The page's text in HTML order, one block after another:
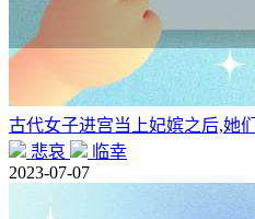
古代女子进宫当上妃嫔之后,她
悲哀
临幸
2023-07-07